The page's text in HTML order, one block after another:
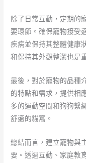
除了日常互動，定期的
要環節。確保寵物接受
疾病並保持其整體健康
和保持其外觀整潔也是
最後，對於寵物的品種
的特點和需求，提供相
多的運動空間和狗狗繫
舒適的貓窩。
總結而言，建立寵物與
要。透過互動、家庭教